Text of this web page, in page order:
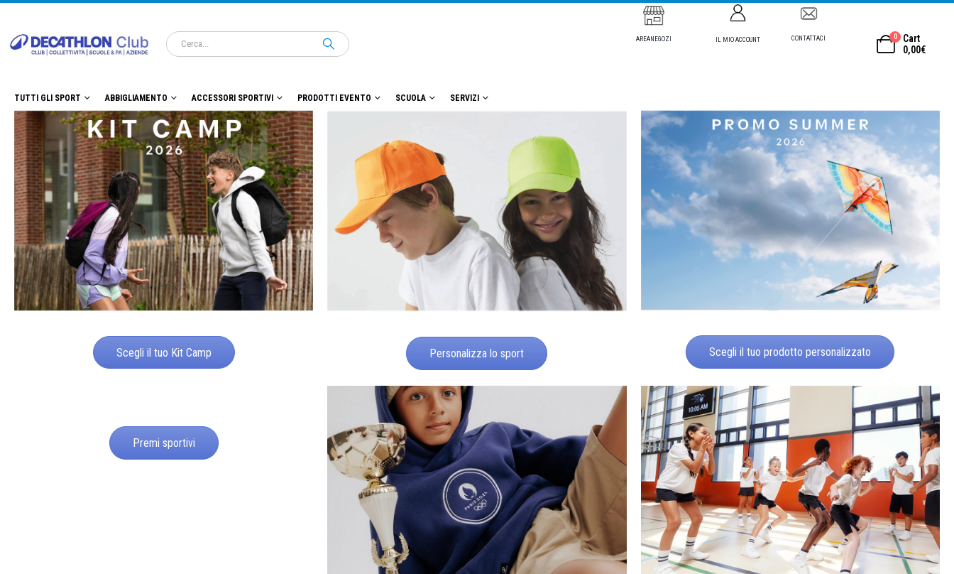
AREANEGOZI IL MIO ACCOUNT CONTATTACI 0
Cart
0,00€
TUTTI GLI SPORT ABBIGLIAMENTO ACCESSORI SPORTIVI PRODOTTI EVENTO SCUOLA SERVIZI
Scegli il tuo Kit Camp Personalizza lo sport Scegli il tuo prodotto personalizzato
Premi sportivi